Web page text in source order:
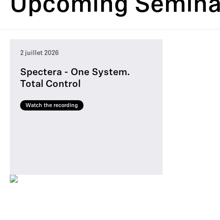
Upcoming
2 juillet 2026
Spectera - One System.
Total Control
Watch the recording